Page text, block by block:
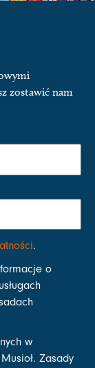
zostawić nam
.
o
w
Zasady